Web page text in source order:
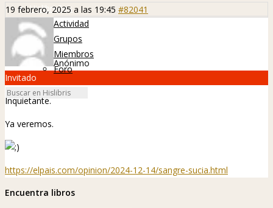
Hislibreños
Actividad
Grupos
Miembros
Foro
19 febrero, 2025 a las 19:45 #82041
Anónimo
Invitado
Inquietante.
Ya veremos.
https://elpais.com/opinion/2024-12-14/sangre-sucia.html
Encuentra libros